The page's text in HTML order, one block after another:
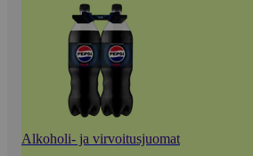
Alkoholi- ja virvoitusjuomat